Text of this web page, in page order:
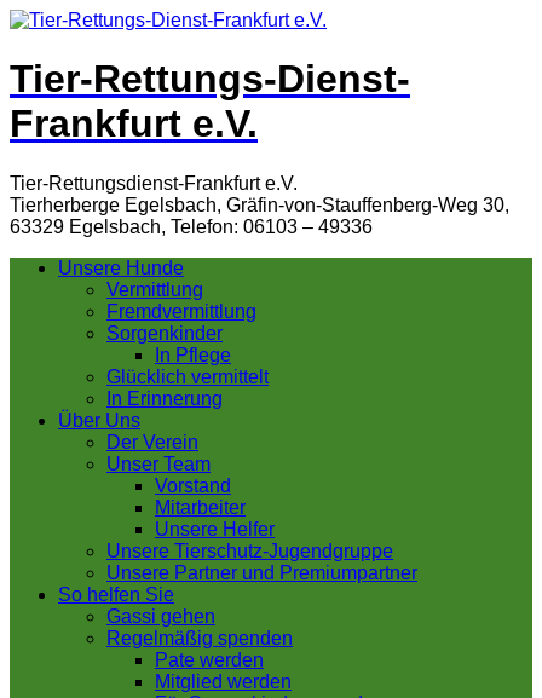
Tier-Rettungs-Dienst-
Frankfurt e.V.
Tier-Rettungsdienst-Frankfurt e.V.
Tierherberge Egelsbach, Gräfin-von-Stauffenberg-Weg 30,
63329 Egelsbach, Telefon: 06103 – 49336
Unsere Hunde
Vermittlung
Fremdvermittlung
Sorgenkinder
In Pflege
Glücklich vermittelt
In Erinnerung
Über Uns
Der Verein
Unser Team
Vorstand
Mitarbeiter
Unsere Helfer
Unsere Tierschutz-Jugendgruppe
Unsere Partner und Premiumpartner
So helfen Sie
Gassi gehen
Regelmäßig spenden
Pate werden
Mitglied werden